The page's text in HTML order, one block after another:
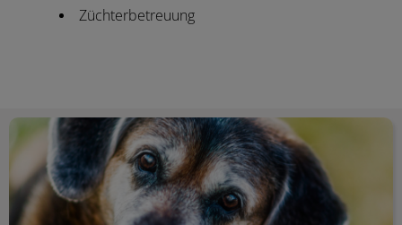
Züchterbetreuung
Alterstherapie